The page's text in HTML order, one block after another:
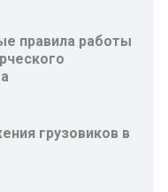
правила работы
грузовиков в